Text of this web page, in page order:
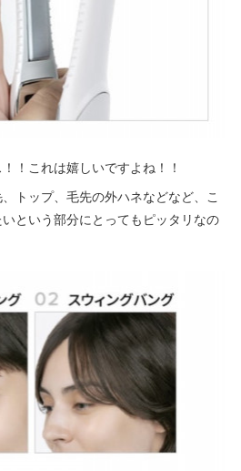
！これは嬉しいですよね！！
トップ、毛先の外ハネなどなど、こ
という部分にとってもピッタリなの